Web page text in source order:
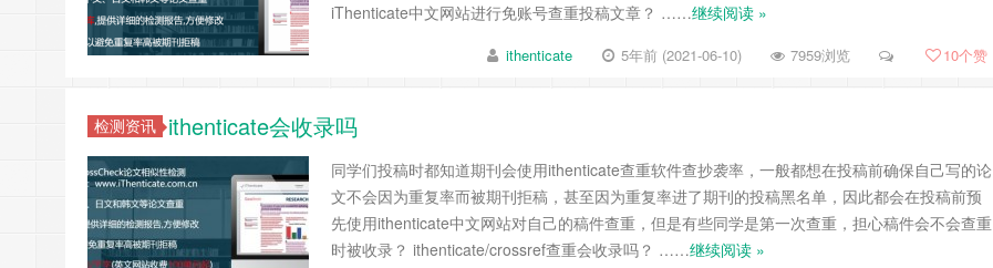
iThenticate中文网站进行免账号查重投稿文章？ ……继续阅读 »
ithenticate 5年前 (2021-06-10) 7959浏览 10个赞
检测资讯 ithenticate会收录吗
同学们投稿时都知道期刊会使用ithenticate查重软件查抄袭率，一般都想在投稿前确保自己写的论
文不会因为重复率而被期刊拒稿，甚至因为重复率进了期刊的投稿黑名单，因此都会在投稿前预
先使用ithenticate中文网站对自己的稿件查重，但是有些同学是第一次查重，担心稿件会不会查重
时被收录？ ithenticate/crossref查重会收录吗？ ……继续阅读 »